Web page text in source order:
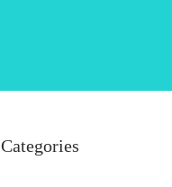
Categories